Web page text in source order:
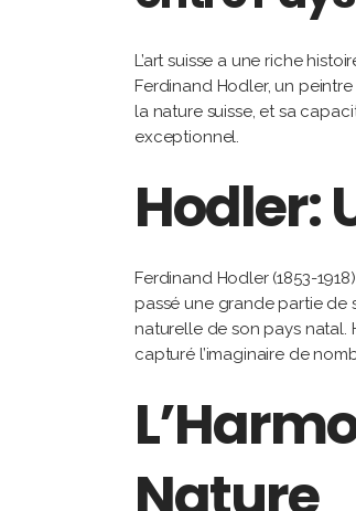
L’art suisse a une riche
Ferdinand Hodler, un
la nature suisse, et sa
exceptionnel.
Hodler:
Ferdinand Hodler (1853-
passé une grande partie de
naturelle de son pays natal.
capturé l’imaginaire de